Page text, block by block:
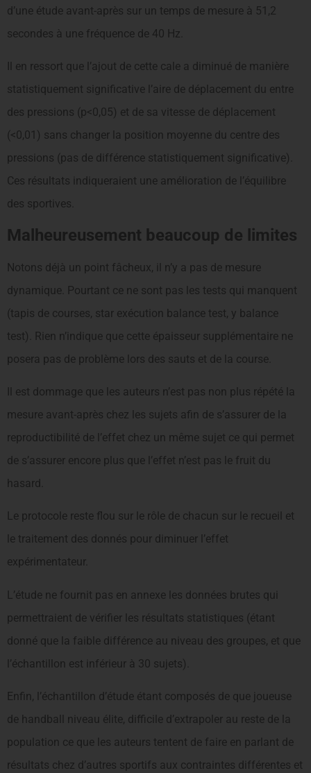
d’une étude avant-après sur un temps de mesure à 51,2
secondes à une fréquence de 40 Hz.
Il en ressort que l’ajout de cette cale a diminué de manière
statistiquement significative l’aire de déplacement du entre
des pressions (p<0,05) et de sa vitesse de déplacement
(<0,01) sans changer la position moyenne du centre des
pressions (pas de différence statistiquement significative).
Ces résultats indiqueraient une amélioration de l’équilibre
des sportives.
Malheureusement beaucoup de limites
Notons déjà un point fâcheux, il n’y a pas de mesure
dynamique. Pourtant ce ne sont pas les tests qui manquent
(tapis de courses, star exécution balance test, y balance
test). Rien n’indique que cette épaisseur supplémentaire ne
posera pas de problème lors des sauts et de la course.
Il est dommage que les auteurs n’est pas non plus répété la
mesure avant-après chez les sujets afin de s’assurer de la
reproductibilité de l’effet chez un même sujet ce qui permet
de s’assurer encore plus que l’effet n’est pas le fruit du
hasard.
Le protocole reste flou sur le rôle de chacun sur le recueil et
le traitement des donnés pour diminuer l’effet
expérimentateur.
L’étude ne fournit pas en annexe les données brutes qui
permettraient de vérifier les résultats statistiques (étant
donné que la faible différence au niveau des groupes, et que
l’échantillon est inférieur à 30 sujets).
Enfin, l’échantillon d’étude étant composés de que joueuse
de handball niveau élite, difficile d’extrapoler au reste de la
population ce que les auteurs tentent de faire en parlant de
résultats chez d’autres sportifs aux contraintes différentes et